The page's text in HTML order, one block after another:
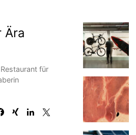
Ära
für